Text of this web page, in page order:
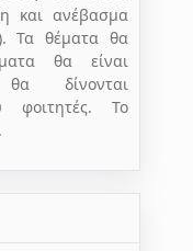
και ανέβασμα
Τα θέματα θα
θα είναι
θα δίνονται
φοιτητές. Το